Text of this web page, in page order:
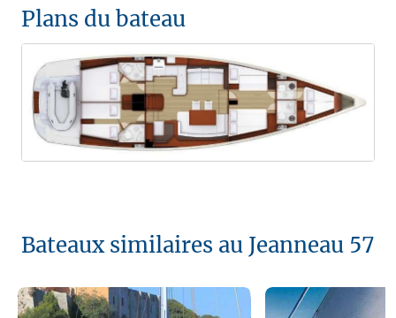
Plans du bateau
Bateaux similaires au Jeanneau 57